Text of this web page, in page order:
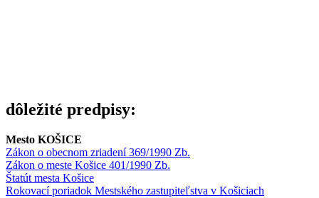
dôležité predpisy:
Mesto KOŠICE
Zákon o obecnom zriadení 369/1990 Zb.
Zákon o meste Košice 401/1990 Zb.
Štatút mesta Košice
Rokovací poriadok Mestského zastupiteľstva v Košiciach